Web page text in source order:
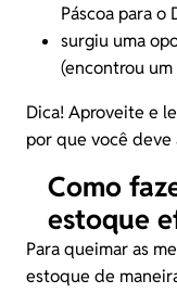
Páscoa para o
surgiu uma
(encontrou
Dica! Aproveite e
por que você deve
Como
estoque
Para queimar as
estoque de